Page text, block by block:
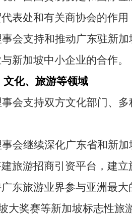
表处和有关商协会的作
会支持和推动广东驻新
新加坡中小企业的合作。
文化、旅游等领域
会支持双方文化部门、
会继续深化广东省和新
旅游招商引资平台，建
东旅游业界参与亚洲最
大奖赛等新加坡标志性